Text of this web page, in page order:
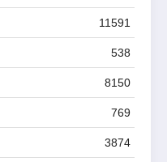
11591
538
8150
769
3874